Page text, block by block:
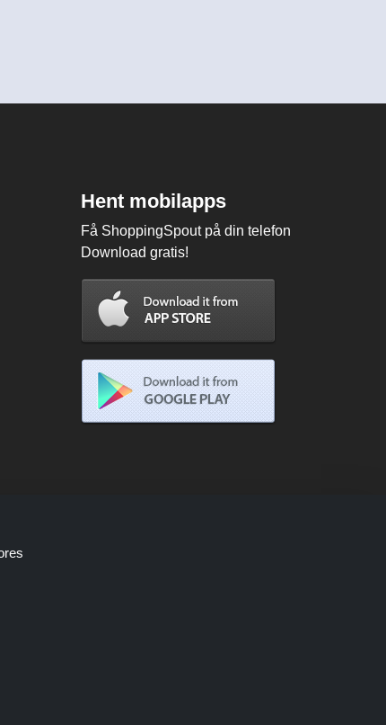
Hent mobilapps
Få ShoppingSpout på din telefon
Download gratis!
dk optjener kun